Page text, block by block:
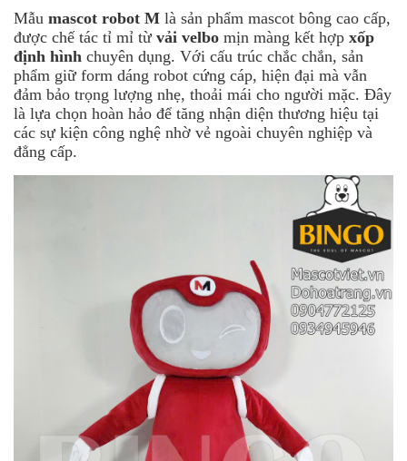
Mẫu mascot robot M là sản phẩm mascot bông cao cấp,
được chế tác tỉ mỉ từ vải velbo mịn màng kết hợp xốp
định hình chuyên dụng. Với cấu trúc chắc chắn, sản
phẩm giữ form dáng robot cứng cáp, hiện đại mà vẫn
đảm bảo trọng lượng nhẹ, thoải mái cho người mặc. Đây
là lựa chọn hoàn hảo để tăng nhận diện thương hiệu tại
các sự kiện công nghệ nhờ vẻ ngoài chuyên nghiệp và
đẳng cấp.